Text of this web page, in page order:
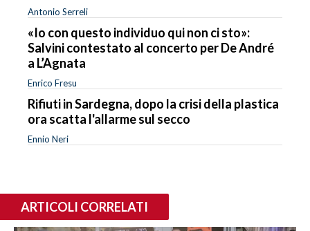
Antonio Serreli
«Io con questo individuo qui non ci sto»:
Salvini contestato al concerto per De André
a L’Agnata
Enrico Fresu
Rifiuti in Sardegna, dopo la crisi della plastica
ora scatta l'allarme sul secco
Ennio Neri
ARTICOLI CORRELATI